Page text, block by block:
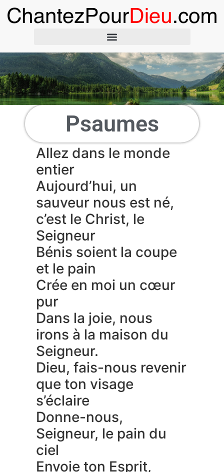
Psaumes
Allez dans le monde
entier
Aujourd’hui, un
sauveur nous est né,
c’est le Christ, le
Seigneur
Bénis soient la coupe
et le pain
Crée en moi un cœur
pur
Dans la joie, nous
irons à la maison du
Seigneur.
Dieu, fais-nous revenir
que ton visage
s’éclaire
Donne-nous,
Seigneur, le pain du
ciel
Envoie ton Esprit,